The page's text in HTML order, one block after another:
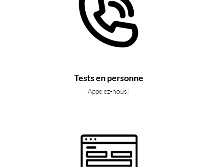
Tests en personne
Appelez-nous!